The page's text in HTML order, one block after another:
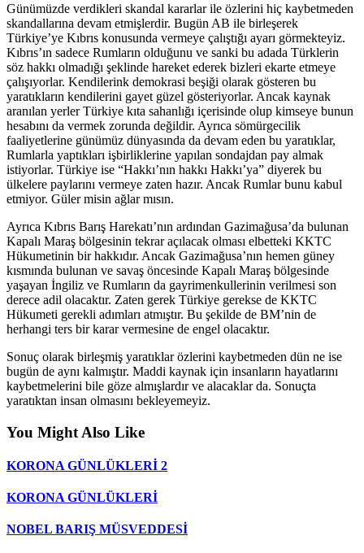
Günümüzde verdikleri skandal kararlar ile özlerini hiç kaybetmeden
skandallarına devam etmişlerdir. Bugün AB ile birleşerek
Türkiye’ye Kıbrıs konusunda vermeye çalıştığı ayarı görmekteyiz.
Kıbrıs’ın sadece Rumların olduğunu ve sanki bu adada Türklerin
söz hakkı olmadığı şeklinde hareket ederek bizleri ekarte etmeye
çalışıyorlar. Kendilerink demokrasi beşiği olarak gösteren bu
yaratıkların kendilerini gayet güzel gösteriyorlar. Ancak kaynak
aranılan yerler Türkiye kıta sahanlığı içerisinde olup kimseye bunun
hesabını da vermek zorunda değildir. Ayrıca sömürgecilik
faaliyetlerine günümüz dünyasında da devam eden bu yaratıklar,
Rumlarla yaptıkları işbirliklerine yapılan sondajdan pay almak
istiyorlar. Türkiye ise “Hakkı’nın hakkı Hakkı’ya” diyerek bu
ülkelere paylarını vermeye zaten hazır. Ancak Rumlar bunu kabul
etmiyor. Güler misin ağlar mısın.
Ayrıca Kıbrıs Barış Harekatı’nın ardından Gazimağusa’da bulunan
Kapalı Maraş bölgesinin tekrar açılacak olması elbetteki KKTC
Hükumetinin bir hakkıdır. Ancak Gazimağusa’nın hemen güney
kısmında bulunan ve savaş öncesinde Kapalı Maraş bölgesinde
yaşayan İngiliz ve Rumların da gayrimenkullerinin verilmesi son
derece adil olacaktır. Zaten gerek Türkiye gerekse de KKTC
Hükumeti gerekli adımları atmıştır. Bu şekilde de BM’nin de
herhangi ters bir karar vermesine de engel olacaktır.
Sonuç olarak birleşmiş yaratıklar özlerini kaybetmeden dün ne ise
bugün de aynı kalmıştır. Maddi kaynak için insanların hayatlarını
kaybetmelerini bile göze almışlardır ve alacaklar da. Sonuçta
yaratıktan insan olmasını bekleyemeyiz.
You Might Also Like
KORONA GÜNLÜKLERİ 2
KORONA GÜNLÜKLERİ
NOBEL BARIŞ MÜSVEDDESİ